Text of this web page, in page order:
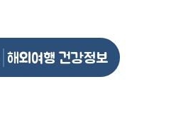
해외여행 건강정보